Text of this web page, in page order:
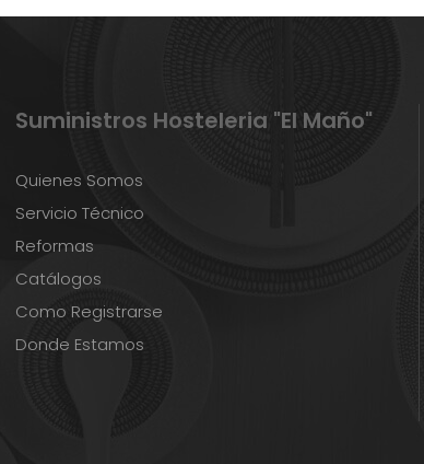
Suministros Hosteleria "El Maño"
Quienes Somos
Servicio Técnico
Reformas
Catálogos
Como Registrarse
Donde Estamos